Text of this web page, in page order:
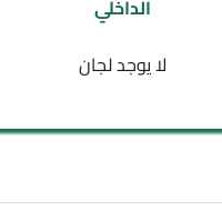
لا يوجد لجان